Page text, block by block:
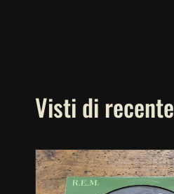
Visti di recente